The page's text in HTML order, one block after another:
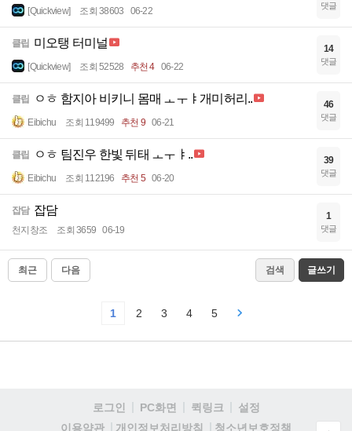
[Quickview] 조회 38603 06-22 댓글
클립 미오탱 터미널
[Quickview] 조회 52528 추천 4 06-22
14
댓글
클립 ㅇㅎ 함지아 비키니 몸매 ㅗㅜㅑ개미허리..
Eibichu 조회 119499 추천 9 06-21
46
댓글
클립 ㅇㅎ 팀진우 한빛 뒤태 ㅗㅜㅑ..
Eibichu 조회 112196 추천 5 06-20
39
댓글
잡담 잡담
천지창조 조회 3659 06-19
1
댓글
최근 다음 검색 글쓰기
1 2 3 4 5
로그인 PC화면 퀵링크
설정
이용약관
개인정보처리방침 청소년보호정책